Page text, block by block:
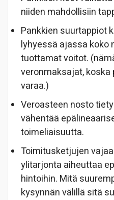
niiden mahdollisiin
Pankkien suurtappiot
lyhyessä ajassa koko
tuottamat voitot.
veronmaksajat, koska
varaa.)
Veroasteen nosto
vähentää
toimeliaisuutta.
Toimitusketjujen
ylitarjonta aiheuttaa
hintoihin. Mitä
kysynnän välillä sitä